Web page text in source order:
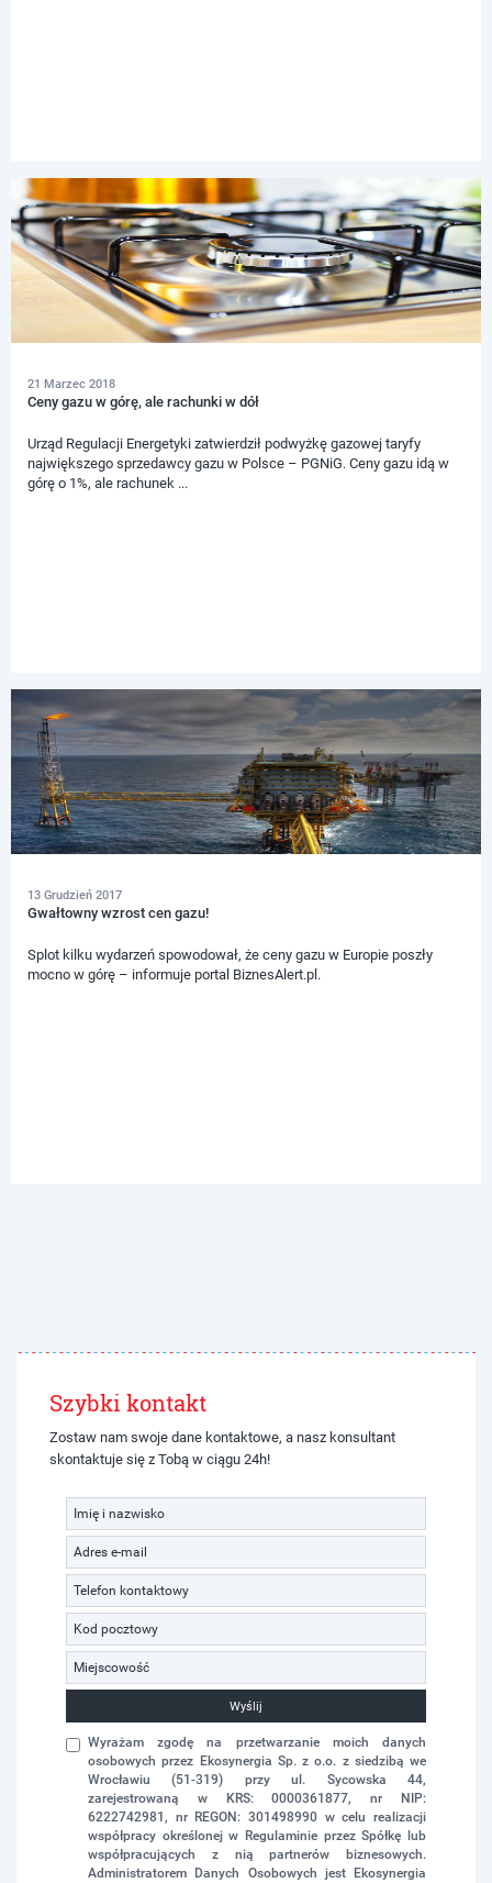
21 Marzec 2018
Ceny gazu w górę, ale rachunki w dół
Urząd Regulacji Energetyki zatwierdził podwyżkę gazowej taryfy
największego sprzedawcy gazu w Polsce – PGNiG. Ceny gazu idą w
górę o 1%, ale rachunek ...
13 Grudzień 2017
Gwałtowny wzrost cen gazu!
Splot kilku wydarzeń spowodował, że ceny gazu w Europie poszły
mocno w górę – informuje portal BiznesAlert.pl.
Szybki kontakt
Zostaw nam swoje dane kontaktowe, a nasz konsultant
skontaktuje się z Tobą w ciągu 24h!
Wyślij
Wyrażam zgodę na przetwarzanie moich danych
osobowych przez Ekosynergia Sp. z o.o. z siedzibą we
Wrocławiu (51-319) przy ul. Sycowska 44,
zarejestrowaną w KRS: 0000361877, nr NIP:
6222742981, nr REGON: 301498990 w celu realizacji
współpracy określonej w Regulaminie przez Spółkę lub
współpracujących z nią partnerów biznesowych.
Administratorem Danych Osobowych jest Ekosynergia